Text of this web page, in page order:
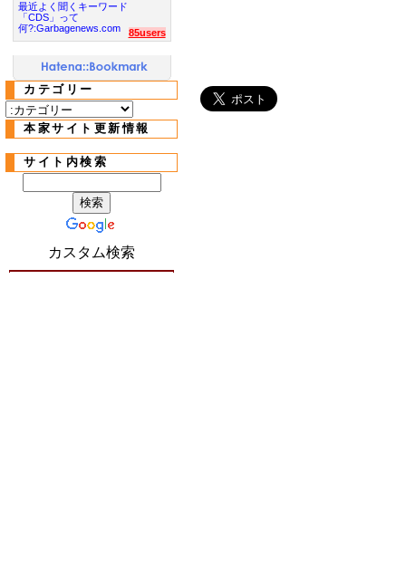
最近よく聞くキーワード
「CDS」って
何?:Garbagenews.com
85users
カテゴリー
本家サイト更新情報
サイト内検索
カスタム検索